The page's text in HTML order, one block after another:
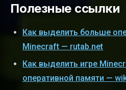
Полезные ссылки
Как выделить больше
Minecraft — rutab.net
Как выделить игре
оперативной памяти —